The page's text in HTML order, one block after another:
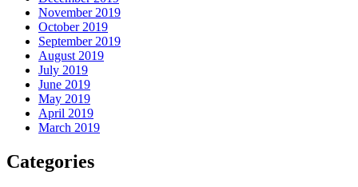
November 2019
October 2019
September 2019
August 2019
July 2019
June 2019
May 2019
April 2019
March 2019
Categories